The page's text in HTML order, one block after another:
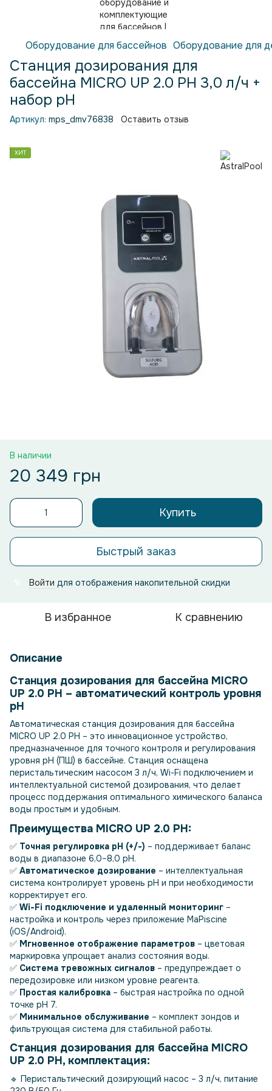
Оборудование для бассейнов Оборудование для
Станция дозирования для
бассейна MICRO UP 2.0 PH 3,0 л/ч +
набор pH
Артикул: mps_dmv76838 Оставить отзыв
ХИТ
В наличии
20 349 грн
Купить
Быстрый заказ
Войти для отображения накопительной скидки
В избранное К сравнению
Описание
Станция дозирования для бассейна MICRO
UP 2.0 PH – автоматический контроль уровня
pH
Автоматическая станция дозирования для бассейна
MICRO UP 2.0 PH – это инновационное устройство,
предназначенное для точного контроля и регулирования
уровня pH (ПШ) в бассейне. Станция оснащена
перистальтическим насосом 3 л/ч, Wi-Fi подключением и
интеллектуальной системой дозирования, что делает
процесс поддержания оптимального химического баланса
воды простым и удобным.
Преимущества MICRO UP 2.0 PH:
✅ Точная регулировка pH (+/-) – поддерживает баланс
воды в диапазоне 6,0–8,0 pH.
✅ Автоматическое дозирование – интеллектуальная
система контролирует уровень pH и при необходимости
корректирует его.
✅ Wi-Fi подключение и удаленный мониторинг –
настройка и контроль через приложение MaPiscine
(iOS/Android).
✅ Мгновенное отображение параметров – цветовая
маркировка упрощает анализ состояния воды.
✅ Система тревожных сигналов – предупреждает о
передозировке или низком уровне реагента.
✅ Простая калибровка – быстрая настройка по одной
точке pH 7.
✅ Минимальное обслуживание – комплект зондов и
фильтрующая система для стабильной работы.
Станция дозирования для бассейна MICRO
UP 2.0 PH, комплектация:
🔹 Перистальтический дозирующий насос – 3 л/ч, питание